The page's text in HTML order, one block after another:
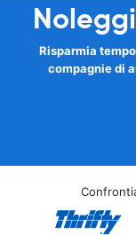
Risparmia
compagnie di